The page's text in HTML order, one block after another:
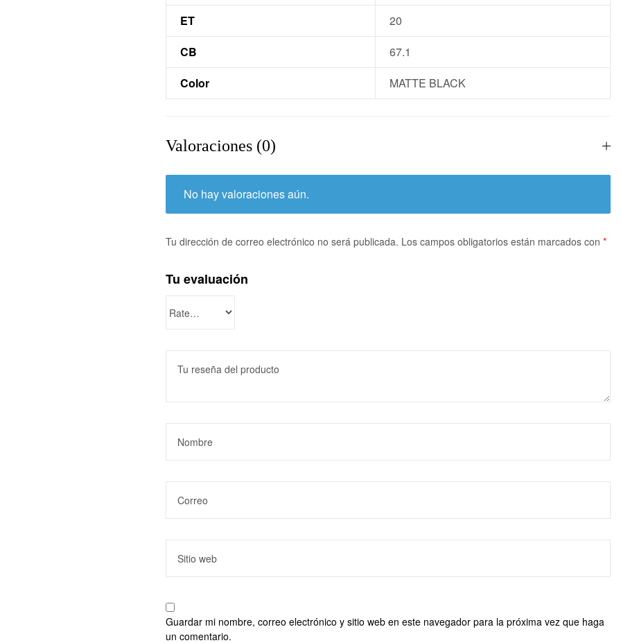
ET
20
CB
67.1
Color
MATTE BLACK
Valoraciones (0)
No hay valoraciones aún.
Tu dirección de correo electrónico no será publicada. Los campos obligatorios están marcados con *
Tu evaluación
Guardar mi nombre, correo electrónico y sitio web en este navegador para la próxima vez que haga
un comentario.